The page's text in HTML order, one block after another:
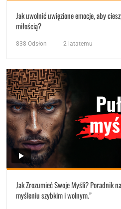
Jak uwolnić uwięzione emocje, aby
miłością?
838 Odsłon 2 latatemu
Jak Zrozumieć Swoje Myśli? Poradnik
myśleniu szybkim i wolnym.”